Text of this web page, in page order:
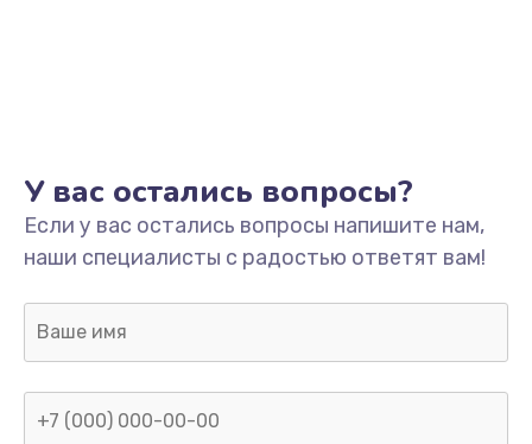
У вас остались вопросы?
Если у вас остались вопросы напишите нам,
наши специалисты с радостью ответят вам!